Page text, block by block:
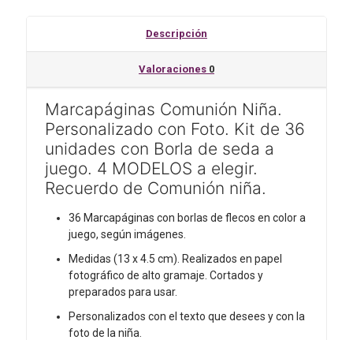
Descripción
Valoraciones 0
Marcapáginas Comunión Niña.
Personalizado con Foto. Kit de 36
unidades con Borla de seda a
juego. 4 MODELOS a elegir.
Recuerdo de Comunión niña.
36 Marcapáginas con borlas de flecos en color a
juego, según imágenes.
Medidas (13 x 4.5 cm). Realizados en papel
fotográfico de alto gramaje. Cortados y
preparados para usar.
Personalizados con el texto que desees y con la
foto de la niña.